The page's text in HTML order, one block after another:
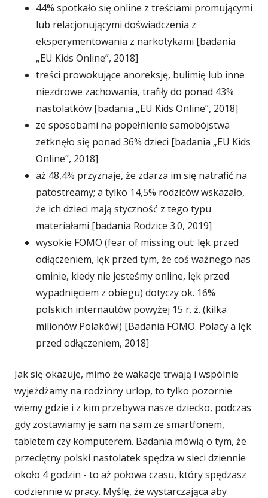
44% spotkało się online z treściami promującymi
lub relacjonującymi doświadczenia z
eksperymentowania z narkotykami [badania
„EU Kids Online”, 2018]
treści prowokujące anoreksję, bulimię lub inne
niezdrowe zachowania, trafiły do ponad 43%
nastolatków [badania „EU Kids Online”, 2018]
ze sposobami na popełnienie samobójstwa
zetknęło się ponad 36% dzieci [badania „EU Kids
Online”, 2018]
aż 48,4% przyznaje, że zdarza im się natrafić na
patostreamy; a tylko 14,5% rodziców wskazało,
że ich dzieci mają styczność z tego typu
materiałami [badania Rodzice 3.0, 2019]
wysokie FOMO (fear of missing out: lęk przed
odłączeniem, lęk przed tym, że coś ważnego nas
ominie, kiedy nie jesteśmy online, lęk przed
wypadnięciem z obiegu) dotyczy ok. 16%
polskich internautów powyżej 15 r. ż. (kilka
milionów Polaków!) [Badania FOMO. Polacy a lęk
przed odłączeniem, 2018]
Jak się okazuje, mimo że wakacje trwają i wspólnie
wyjeżdżamy na rodzinny urlop, to tylko pozornie
wiemy gdzie i z kim przebywa nasze dziecko, podczas
gdy zostawiamy je sam na sam ze smartfonem,
tabletem czy komputerem. Badania mówią o tym, że
przeciętny polski nastolatek spędza w sieci dziennie
około 4 godzin - to aż połowa czasu, który spędzasz
codziennie w pracy. Myślę, że wystarczająca aby